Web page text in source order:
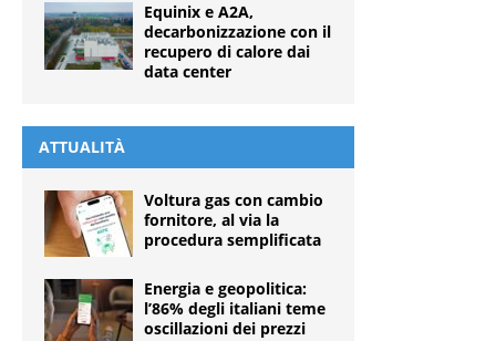
Equinix e A2A,
decarbonizzazione con il
recupero di calore dai
data center
ATTUALITÀ
Voltura gas con cambio
fornitore, al via la
procedura semplificata
Energia e geopolitica:
l’86% degli italiani teme
oscillazioni dei prezzi